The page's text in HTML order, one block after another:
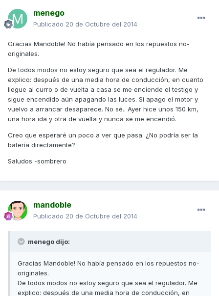
menego
Publicado 20 de Octubre del 2014
Gracias Mandoble! No había pensado en los repuestos no-
originales.
De todos modos no estoy seguro que sea el regulador. Me
explico: después de una media hora de conducción, en cuanto
llegue al curro o de vuelta a casa se me enciende el testigo y
sigue encendido aún apagando las luces. Si apago el motor y
vuelvo a arrancar desaparece. No sé.. Ayer hice unos 150 km,
una hora ida y otra de vuelta y nunca se me encendió.
Creo que esperaré un poco a ver que pasa. ¿No podría ser la
batería directamente?
Saludos -sombrero
mandoble
Publicado 20 de Octubre del 2014
menego dijo:
Gracias Mandoble! No había pensado en los repuestos no-
originales.
De todos modos no estoy seguro que sea el regulador. Me
explico: después de una media hora de conducción, en